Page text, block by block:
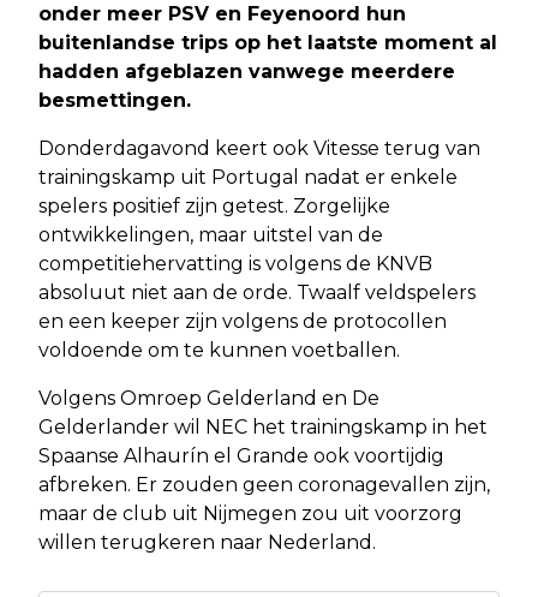
onder meer PSV en Feyenoord hun
buitenlandse trips op het laatste moment al
hadden afgeblazen vanwege meerdere
besmettingen.
Donderdagavond keert ook Vitesse terug van
trainingskamp uit Portugal nadat er enkele
spelers positief zijn getest. Zorgelijke
ontwikkelingen, maar uitstel van de
competitiehervatting is volgens de KNVB
absoluut niet aan de orde. Twaalf veldspelers
en een keeper zijn volgens de protocollen
voldoende om te kunnen voetballen.
Volgens Omroep Gelderland en De
Gelderlander wil NEC het trainingskamp in het
Spaanse Alhaurín el Grande ook voortijdig
afbreken. Er zouden geen coronagevallen zijn,
maar de club uit Nijmegen zou uit voorzorg
willen terugkeren naar Nederland.